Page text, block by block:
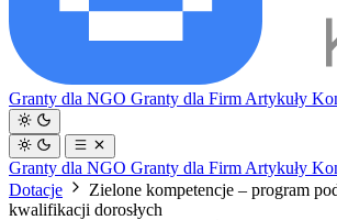
Granty dla NGO Granty dla Firm Artykuły
Granty dla NGO Granty dla Firm Artykuły
Dotacje
Zielone kompetencje – program
kwalifikacji dorosłych